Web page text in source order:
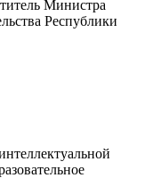
Министра
Республики